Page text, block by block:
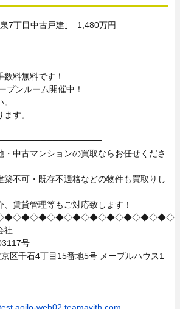
泉7丁目中古戸建｣ 1,480万円
料無料です！
プンルーム開催中！
す。
中古マンションの買取ならお任せくださ
不可・既存不適格などの物件も買取りし
賃貸管理等もご対応致します！
社
号
区千石4丁目15番地5号 メープルハウス1